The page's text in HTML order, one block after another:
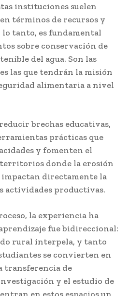
instituciones suelen
términos de recursos y
tanto, es fundamental
sobre conservación de
del agua. Son las
las que tendrán la misión
alimentaria a nivel
brechas educativas,
prácticas que
y fomenten el
donde la erosión
impactan directamente la
actividades productivas.
la experiencia ha
fue bidireccional:
rural interpela, y tanto
se convierten en
transferencia de
y el estudio de